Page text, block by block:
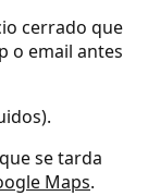
cerrado que
o email antes
se tarda
Maps.